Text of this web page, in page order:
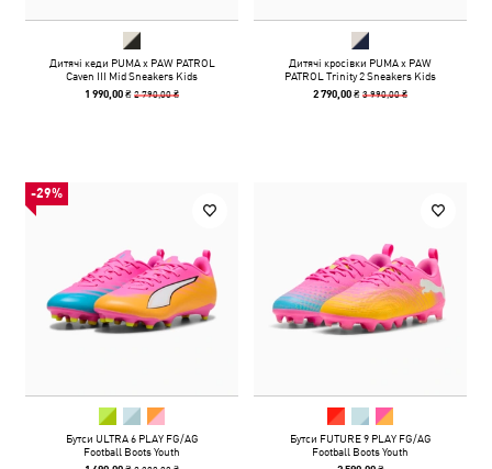
Дитячі кеди PUMA x PAW PATROL
Caven III Mid Sneakers Kids
1 990,00 ₴2 790,00 ₴
Дитячі кросівки PUMA x PAW
PATROL Trinity 2 Sneakers Kids
2 790,00 ₴3 990,00 ₴
-29%
Бутси ULTRA 6 PLAY FG/AG
Football Boots Youth
Бутси FUTURE 9 PLAY FG/AG
Football Boots Youth